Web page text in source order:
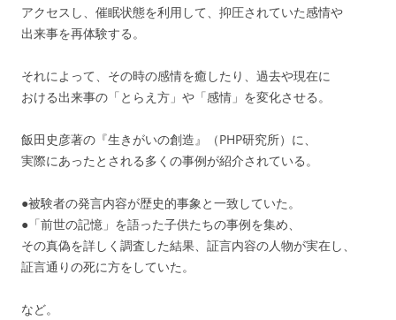
アクセスし、催眠状態を利用して、抑圧されていた感情や
出来事を再体験する。
それによって、その時の感情を癒したり、過去や現在に
おける出来事の「とらえ方」や「感情」を変化させる。
飯田史彦著の『生きがいの創造』（PHP研究所）に、
実際にあったとされる多くの事例が紹介されている。
●被験者の発言内容が歴史的事象と一致していた。
●「前世の記憶」を語った子供たちの事例を集め、
その真偽を詳しく調査した結果、証言内容の人物が実在し、
証言通りの死に方をしていた。
など。